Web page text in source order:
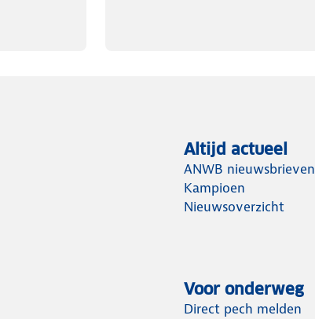
Altijd actueel
ANWB nieuwsbrieven
Kampioen
Nieuwsoverzicht
Voor onderweg
Direct pech melden